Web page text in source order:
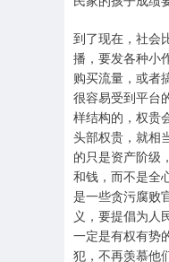
到了现在，社会
播，要发各种小
购买流量，或者
很容易受到平台
样结构的，权贵
头部权贵，就相
的只是资产阶级
和钱，而不是全
是一些贪污腐败
义，要提倡为人
一定是有权有势
犯，不再羡慕他